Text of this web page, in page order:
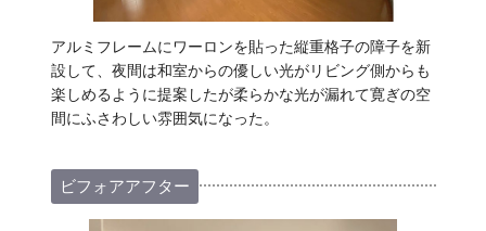
アルミフレームにワーロンを貼った縦重格子の障子を新
設して、夜間は和室からの優しい光がリビング側からも
楽しめるように提案したが柔らかな光が漏れて寛ぎの空
間にふさわしい雰囲気になった。
ビフォアアフター